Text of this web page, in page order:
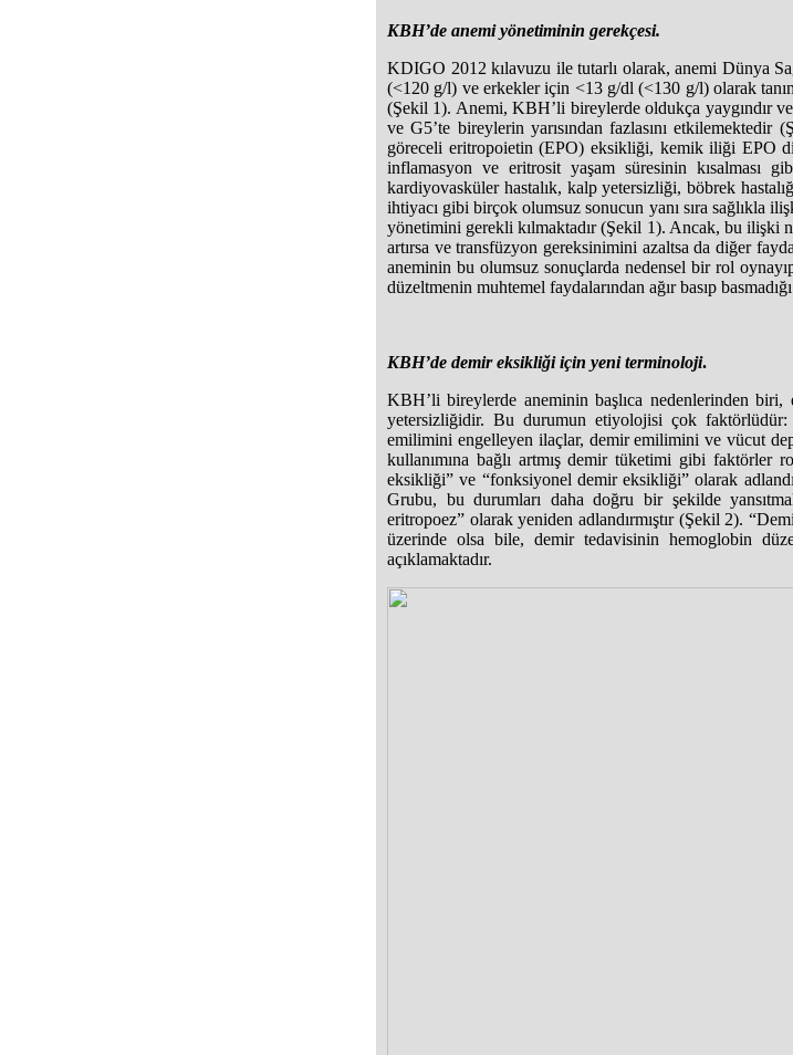
KBH’de anemi yönetiminin gerekçesi.
KDIGO 2012 kılavuzu ile tutarlı olarak, anemi Dünya
(<120 g/l) ve erkekler için <13 g/dl (<130 g/l) olarak
(Şekil 1). Anemi, KBH’li bireylerde oldukça yaygındır
ve G5’te bireylerin yarısından fazlasını
göreceli eritropoietin (EPO) eksikliği, kemik iliği EPO
inflamasyon ve eritrosit yaşam süresinin kısalması
kardiyovasküler hastalık, kalp yetersizliği, böbrek
ihtiyacı gibi birçok olumsuz sonucun yanı sıra sağlıkla
yönetimini gerekli kılmaktadır (Şekil 1). Ancak, bu ilişki
artırsa ve transfüzyon gereksinimini azaltsa da diğer
aneminin bu olumsuz sonuçlarda nedensel bir rol
düzeltmenin muhtemel faydalarından ağır basıp
KBH’de demir eksikliği için yeni terminoloji.
KBH’li bireylerde aneminin başlıca nedenlerinden
yetersizliğidir. Bu durumun etiyolojisi çok faktörlüdür:
emilimini engelleyen ilaçlar, demir emilimini ve vücut
kullanımına bağlı artmış demir tüketimi gibi faktörler
eksikliği” ve “fonksiyonel demir eksikliği” olarak
Grubu, bu durumları daha doğru bir şekilde
eritropoez” olarak yeniden adlandırmıştır (Şekil 2).
üzerinde olsa bile, demir tedavisinin hemoglobin
açıklamaktadır.